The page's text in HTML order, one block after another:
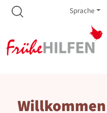
Zum Inhalt springen
Zur Navigation springen
Meta Navigation
Sprache